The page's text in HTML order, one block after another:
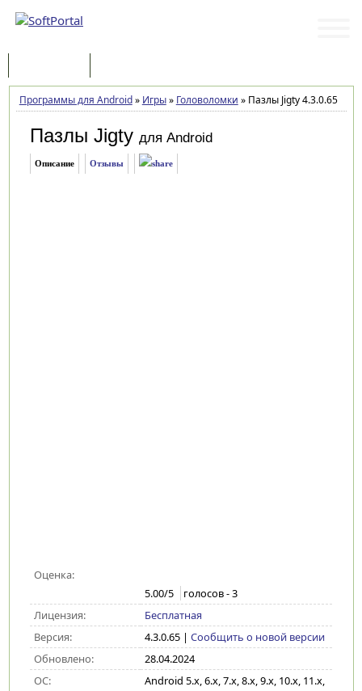
Программы для Android» Игры» Головоломки »Пазлы Jigty 4.3.0.65
Пазлы Jigty для Android
Описание Отзывы
Оценка:
5.00/5 голосов -3
Лицензия:
Бесплатная
Версия:
4.3.0.65| Сообщить о новой версии
Обновлено:
28.04.2024
ОС:
Android 5.x, 6.x, 7.x, 8.x, 9.x, 10.x, 11.x,